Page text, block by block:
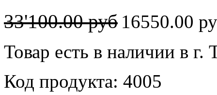
33'100.00 руб 16550.00
Товар есть в наличии в г.
Код продукта: 4005